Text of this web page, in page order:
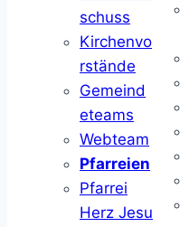
schuss
Kirchenvo
rstände
Gemeind
eteams
Webteam
Pfarreien
Pfarrei
Herz Jesu